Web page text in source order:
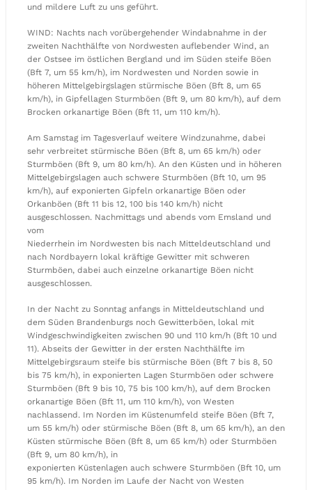
und mildere Luft zu uns geführt.
WIND: Nachts nach vorübergehender Windabnahme in der
zweiten Nachthälfte von Nordwesten auflebender Wind, an
der Ostsee im östlichen Bergland und im Süden steife Böen
(Bft 7, um 55 km/h), im Nordwesten und Norden sowie in
höheren Mittelgebirgslagen stürmische Böen (Bft 8, um 65
km/h), in Gipfellagen Sturmböen (Bft 9, um 80 km/h), auf dem
Brocken orkanartige Böen (Bft 11, um 110 km/h).
Am Samstag im Tagesverlauf weitere Windzunahme, dabei
sehr verbreitet stürmische Böen (Bft 8, um 65 km/h) oder
Sturmböen (Bft 9, um 80 km/h). An den Küsten und in höheren
Mittelgebirgslagen auch schwere Sturmböen (Bft 10, um 95
km/h), auf exponierten Gipfeln orkanartige Böen oder
Orkanböen (Bft 11 bis 12, 100 bis 140 km/h) nicht
ausgeschlossen. Nachmittags und abends vom Emsland und
vom
Niederrhein im Nordwesten bis nach Mitteldeutschland und
nach Nordbayern lokal kräftige Gewitter mit schweren
Sturmböen, dabei auch einzelne orkanartige Böen nicht
ausgeschlossen.
In der Nacht zu Sonntag anfangs in Mitteldeutschland und
dem Süden Brandenburgs noch Gewitterböen, lokal mit
Windgeschwindigkeiten zwischen 90 und 110 km/h (Bft 10 und
11). Abseits der Gewitter in der ersten Nachthälfte im
Mittelgebirgsraum steife bis stürmische Böen (Bft 7 bis 8, 50
bis 75 km/h), in exponierten Lagen Sturmböen oder schwere
Sturmböen (Bft 9 bis 10, 75 bis 100 km/h), auf dem Brocken
orkanartige Böen (Bft 11, um 110 km/h), von Westen
nachlassend. Im Norden im Küstenumfeld steife Böen (Bft 7,
um 55 km/h) oder stürmische Böen (Bft 8, um 65 km/h), an den
Küsten stürmische Böen (Bft 8, um 65 km/h) oder Sturmböen
(Bft 9, um 80 km/h), in
exponierten Küstenlagen auch schwere Sturmböen (Bft 10, um
95 km/h). Im Norden im Laufe der Nacht von Westen